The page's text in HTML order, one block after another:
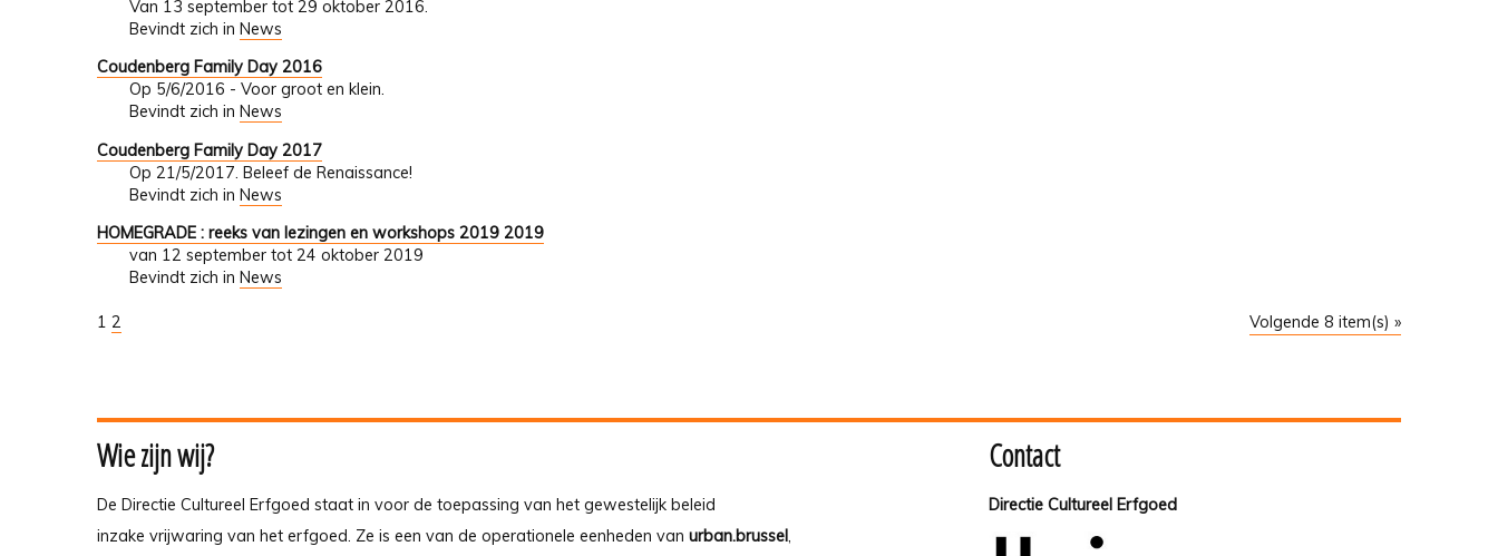
Van 13 september tot 29 oktober 2016.
Bevindt zich in News
Coudenberg Family Day 2016
Op 5/6/2016 - Voor groot en klein.
Bevindt zich in News
Coudenberg Family Day 2017
Op 21/5/2017. Beleef de Renaissance!
Bevindt zich in News
HOMEGRADE : reeks van lezingen en workshops 2019 2019
van 12 september tot 24 oktober 2019
Bevindt zich in News
Volgende 8 item(s) »
1 2
Wie zijn wij?
De Directie Cultureel Erfgoed staat in voor de toepassing van het gewestelijk beleid
inzake vrijwaring van het erfgoed. Ze is een van de operationele eenheden van urban.brussel,
Contact
Directie Cultureel Erfgoed